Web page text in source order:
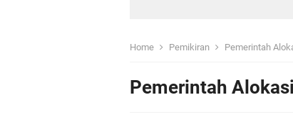
Home Pemikiran Pemerintah
Pemerintah